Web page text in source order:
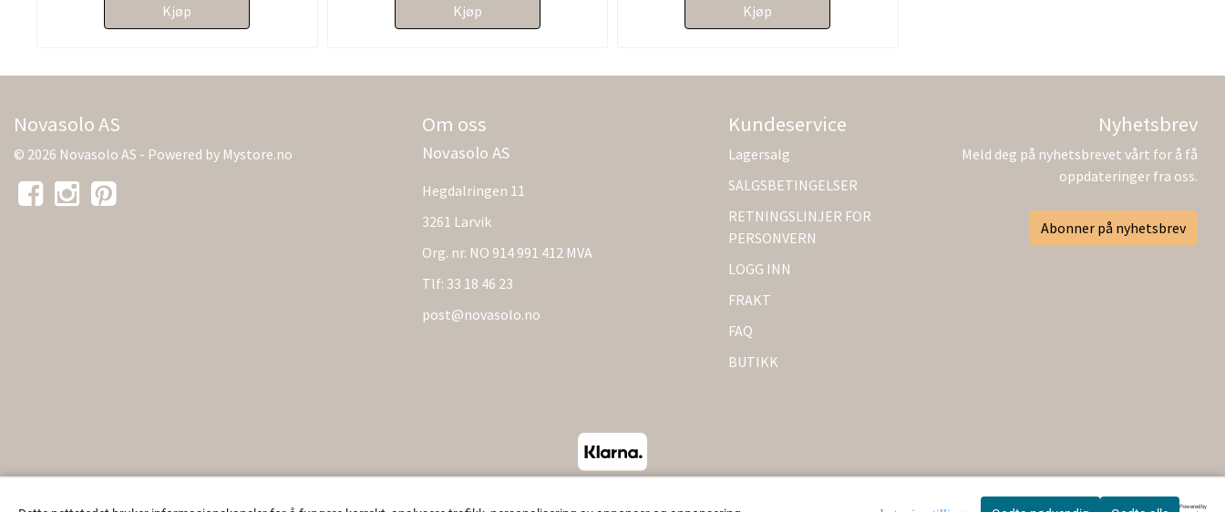
Kjøp Kjøp Kjøp
Powered by
Novasolo AS
© 2026 Novasolo AS - Powered by Mystore.no
Om oss
Novasolo AS
Hegdalringen 11
3261 Larvik
Org. nr. NO 914 991 412 MVA
Tlf: 33 18 46 23
post@novasolo.no
Kundeservice
Lagersalg
SALGSBETINGELSER
RETNINGSLINJER FOR
PERSONVERN
LOGG INN
FRAKT
FAQ
BUTIKK
Nyhetsbrev
Meld deg på nyhetsbrevet vårt for å få
oppdateringer fra oss.
Abonner på nyhetsbrev